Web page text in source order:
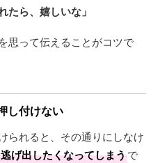
たら、嬉しいな」
思って伝えることがコツで
し付けない
られると、その通りにしなけ
げ出したくなってしまうで